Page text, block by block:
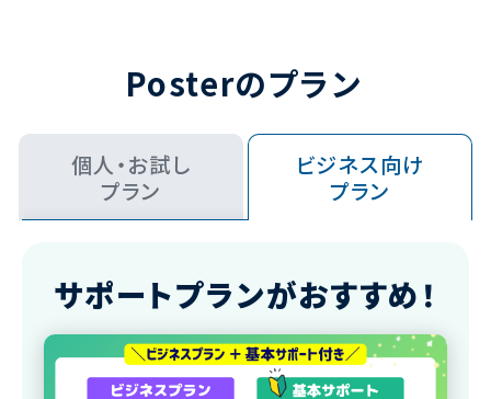
Posterのプラン
個人・お試し
プラン
ビジネス向け
プラン
サポートプランがおすすめ！